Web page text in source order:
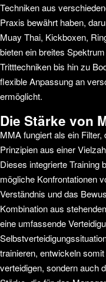
Techniken aus
Praxis bewährt haben,
Muay Thai, Kickboxen,
bieten ein breites
Tritttechniken bis hin zu
flexible Anpassung an
ermöglicht.
Die Stärke von
MMA fungiert als ein
Prinzipien aus einer
Dieses integrierte Training
mögliche Konfrontationen
Verständnis und das
Kombination aus
eine umfassende
trainieren, entwickeln
verteidigen, sondern auch